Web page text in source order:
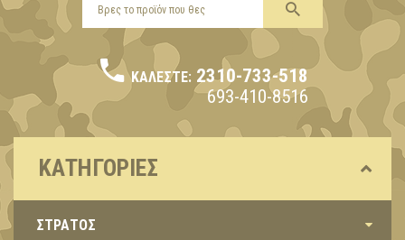
ΚΑΛΈΣΤΕ: 2310-733-518
693-410-8516
ΚΑΤΗΓΟΡΊΕΣ
ΣΤΡΑΤΟΣ